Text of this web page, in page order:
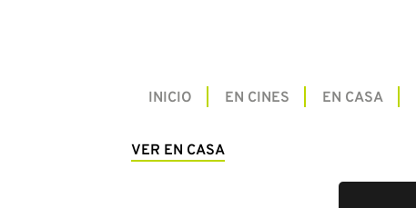
INICIO EN CINES EN CASA
VER EN CASA